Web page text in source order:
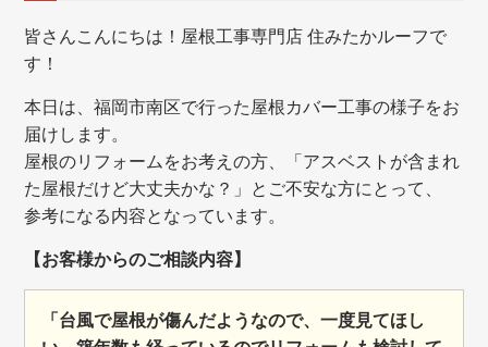
皆さんこんにちは！屋根工事専門店 住みたかルーフで
す！
本日は、福岡市南区で行った屋根カバー工事の様子をお
届けします。
屋根のリフォームをお考えの方、「アスベストが含まれ
た屋根だけど大丈夫かな？」とご不安な方にとって、
参考になる内容となっています。
【お客様からのご相談内容】
「台風で屋根が傷んだようなので、一度見てほし